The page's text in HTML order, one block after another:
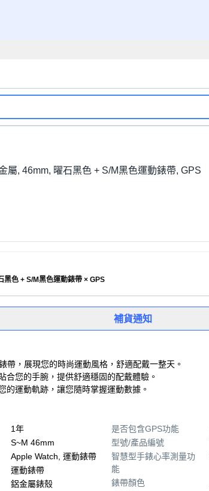
屬, 46mm, 曜石黑色 + S/M黑色運動錶帶, GPS
黑色 + S/M黑色運動錶帶 × GPS
補貨通知
帶，展現您的時尚運動風格，舒適配戴一整天。
合您的手腕，提供舒適穩固的配戴體驗。
的運動軌跡，讓您隨時掌握運動數據。
1年
S~M 46mm
Apple Watch, 運動錶帶
運動錶帶
鋁金屬錶殼
是否包含GPS功能
型號/產品編號
智慧型手錶心率測量功
能
錶帶顏色